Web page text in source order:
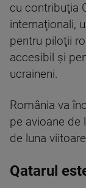
cu contribuţia
internaţionali,
pentru piloţii
accesibil şi
ucraineni.
România va
pe avioane de
de luna
Qatarul